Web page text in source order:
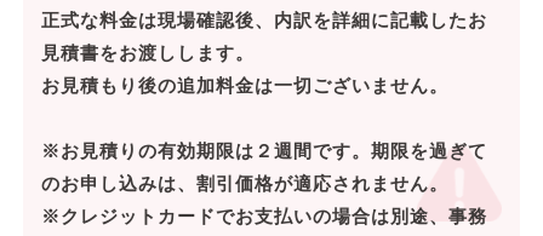
正式な料金は現場確認後、内訳を詳細に記載したお
見積書をお渡しします。
お見積もり後の追加料金は一切ございません。
※お見積りの有効期限は２週間です。期限を過ぎて
のお申し込みは、割引価格が適応されません。
※クレジットカードでお支払いの場合は別途、事務